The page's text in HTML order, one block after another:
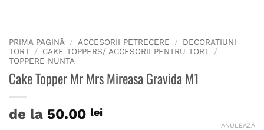
PRIMA PAGINĂ / ACCESORII PETRECERE / DECORATIUNI
TORT / CAKE TOPPERS/ ACCESORII PENTRU TORT /
TOPPERE NUNTA
Cake Topper Mr Mrs Mireasa Gravida M1
de la 50.00 lei
ANULEAZĂ